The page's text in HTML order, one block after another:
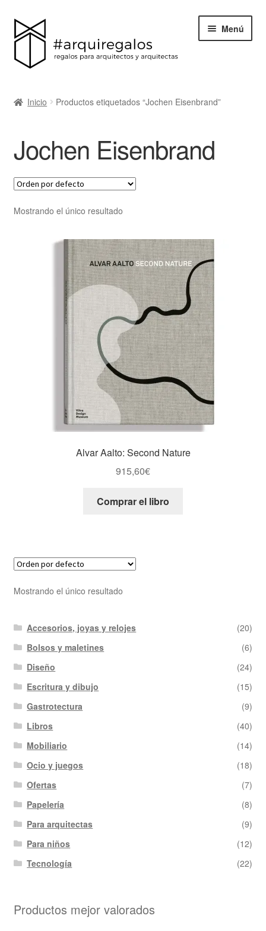
Menú
BLACK FRIDAY
Blog
Acerca de ArquiRegalos
Inicio Productos etiquetados “Jochen Eisenbrand”
Jochen Eisenbrand
Mostrando el único resultado
Alvar Aalto: Second Nature
915,60€
Comprar el libro
Mostrando el único resultado
Accesorios, joyas y relojes
(20)
Bolsos y maletines
(6)
Diseño
(24)
Escritura y dibujo
(15)
Gastrotectura
(9)
Libros
(40)
Mobiliario
(14)
Ocio y juegos
(18)
Ofertas
(7)
Papelería
(8)
Para arquitectas
(9)
Para niños
(12)
Tecnología
(22)
Productos mejor valorados